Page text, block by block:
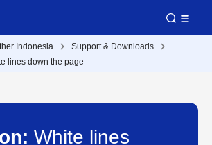
Indonesia
Support & Downloads
lines down the page
White lines